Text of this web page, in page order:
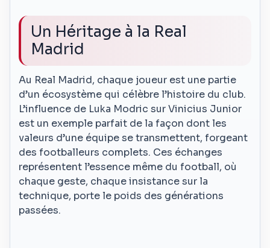
Un Héritage à la Real
Madrid
Au Real Madrid, chaque joueur est une partie
d’un écosystème qui célèbre l’histoire du club.
L’influence de Luka Modric sur Vinicius Junior
est un exemple parfait de la façon dont les
valeurs d’une équipe se transmettent, forgeant
des footballeurs complets. Ces échanges
représentent l’essence même du football, où
chaque geste, chaque insistance sur la
technique, porte le poids des générations
passées.